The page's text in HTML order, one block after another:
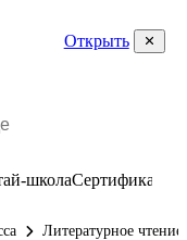
Открыть
школаСертификаты
Литературное чтение